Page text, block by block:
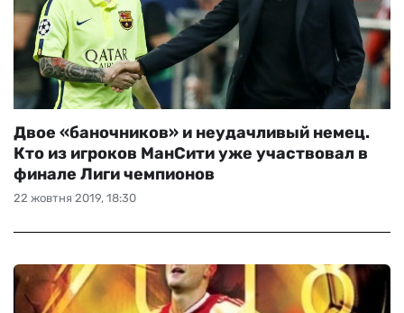
22 жовтня 2019, 18:30
Двое «баночников» и неудачливый немец.
Кто из игроков МанСити уже участвовал в
финале Лиги чемпионов